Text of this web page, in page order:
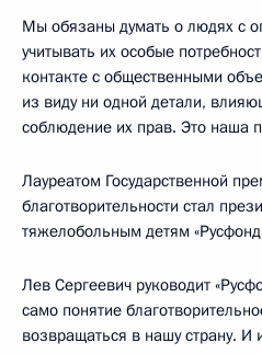
Мы обязаны думать о людях с
учитывать их особые
контакте с общественными
из виду ни одной детали,
соблюдение их прав. Это наша
Лауреатом Государственной
благотворительности стал
тяжелобольным детям
Лев Сергеевич руководит
само понятие
возвращаться в нашу страну.